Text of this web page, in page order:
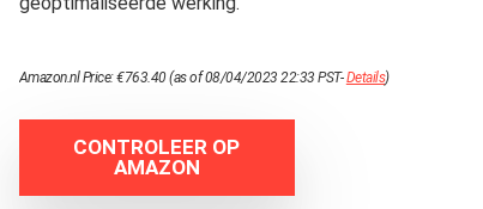
Amazon.nl Price:€763.40(as of 08/04/2023 22:33 PST-Details)
CONTROLEER OP
AMAZON